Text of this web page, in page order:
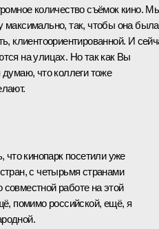
количество съёмок кино.
максимально, так, чтобы она
клиентоориентированной. И
на улицах. Но так как Вы
что коллеги тоже
что кинопарк посетили уже
с четырьмя странами
работе на этой
помимо российской, ещё, я